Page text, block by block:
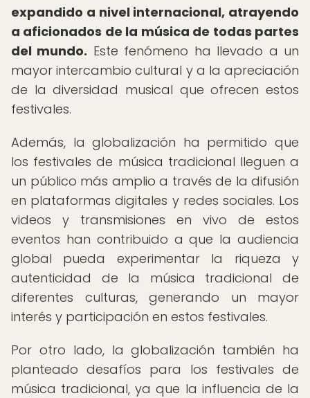
expandido a nivel internacional, atrayendo
a aficionados de la música de todas partes
del mundo. Este fenómeno ha llevado a un
mayor intercambio cultural y a la apreciación
de la diversidad musical que ofrecen estos
festivales.
Además, la globalización ha permitido que
los festivales de música tradicional lleguen a
un público más amplio a través de la difusión
en plataformas digitales y redes sociales. Los
videos y transmisiones en vivo de estos
eventos han contribuido a que la audiencia
global pueda experimentar la riqueza y
autenticidad de la música tradicional de
diferentes culturas, generando un mayor
interés y participación en estos festivales.
Por otro lado, la globalización también ha
planteado desafíos para los festivales de
música tradicional, ya que la influencia de la